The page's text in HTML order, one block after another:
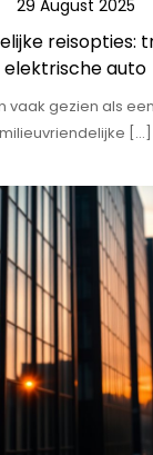
29 August 2025
reisopties:
elektrische auto
vaak gezien als
milieuvriendelijke […]